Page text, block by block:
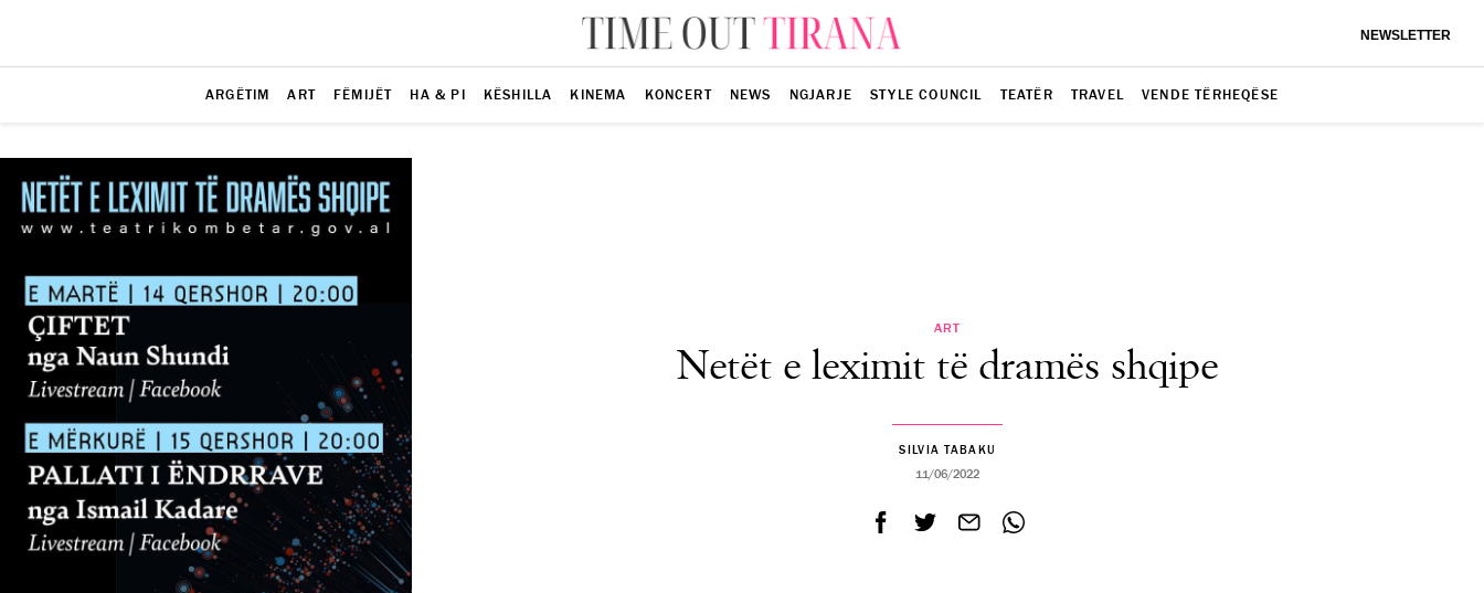
NEWSLETTER
ARGËTIM ART FËMIJËT HA & PI KËSHILLA KINEMA KONCERT NEWS NGJARJE STYLE COUNCIL TEATËR TRAVEL VENDE TËRHEQËSE
ART
Netët e leximit të dramës shqipe
SILVIA TABAKU
11/06/2022